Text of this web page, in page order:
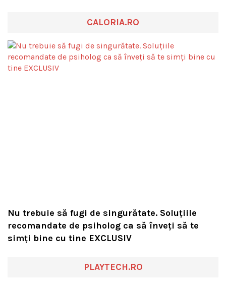
CALORIA.RO
Nu trebuie să fugi de singurătate. Soluțiile
recomandate de psiholog ca să înveți să te
simți bine cu tine EXCLUSIV
PLAYTECH.RO